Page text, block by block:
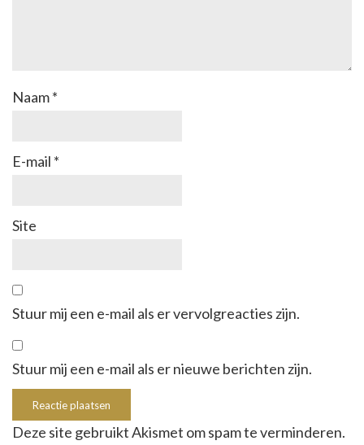
Naam*
E-mail *
Site
Stuur mij een e-mail als er vervolgreacties zijn.
Stuur mij een e-mail als er nieuwe berichten zijn.
Deze site gebruikt Akismet om spam te verminderen.